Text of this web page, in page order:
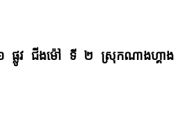
ផ្លូវ ជីងម៉ៅ ទី ២ ស្រុកណាងហ្គាង